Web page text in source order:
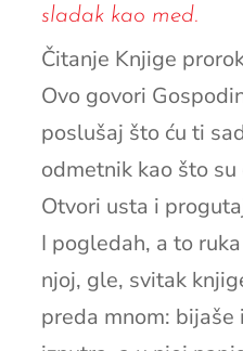
sladak kao med.
Čitanje Knjige
Ovo govori
poslušaj što ću ti
odmetnik kao što
Otvori usta i
I pogledah, a to
njoj, gle, svitak
preda mnom: bijaše